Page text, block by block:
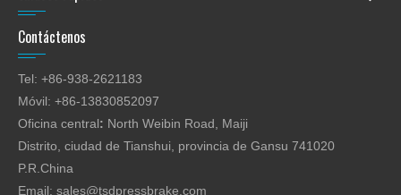
Contáctenos
Tel: +86-938-2621183
Móvil: +86-13830852097
Oficina central: North Weibin Road, Maiji
Distrito, ciudad de Tianshui, provincia de Gansu 741020
P.R.China
Email: sales@tsdpressbrake.com